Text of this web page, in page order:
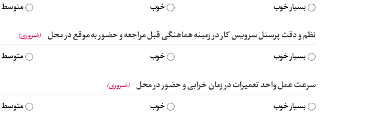
بسیار خوب خوب متوسط
نظم و دقت پرسنل سرویس کار در زمینه هماهنگی قبل مراجعه و حضور به موقع در محل (ضروری)
بسیار خوب خوب متوسط
سرعت عمل واحد تعمیرات در زمان خرابی و حضور در محل (ضروری)
بسیار خوب خوب متوسط